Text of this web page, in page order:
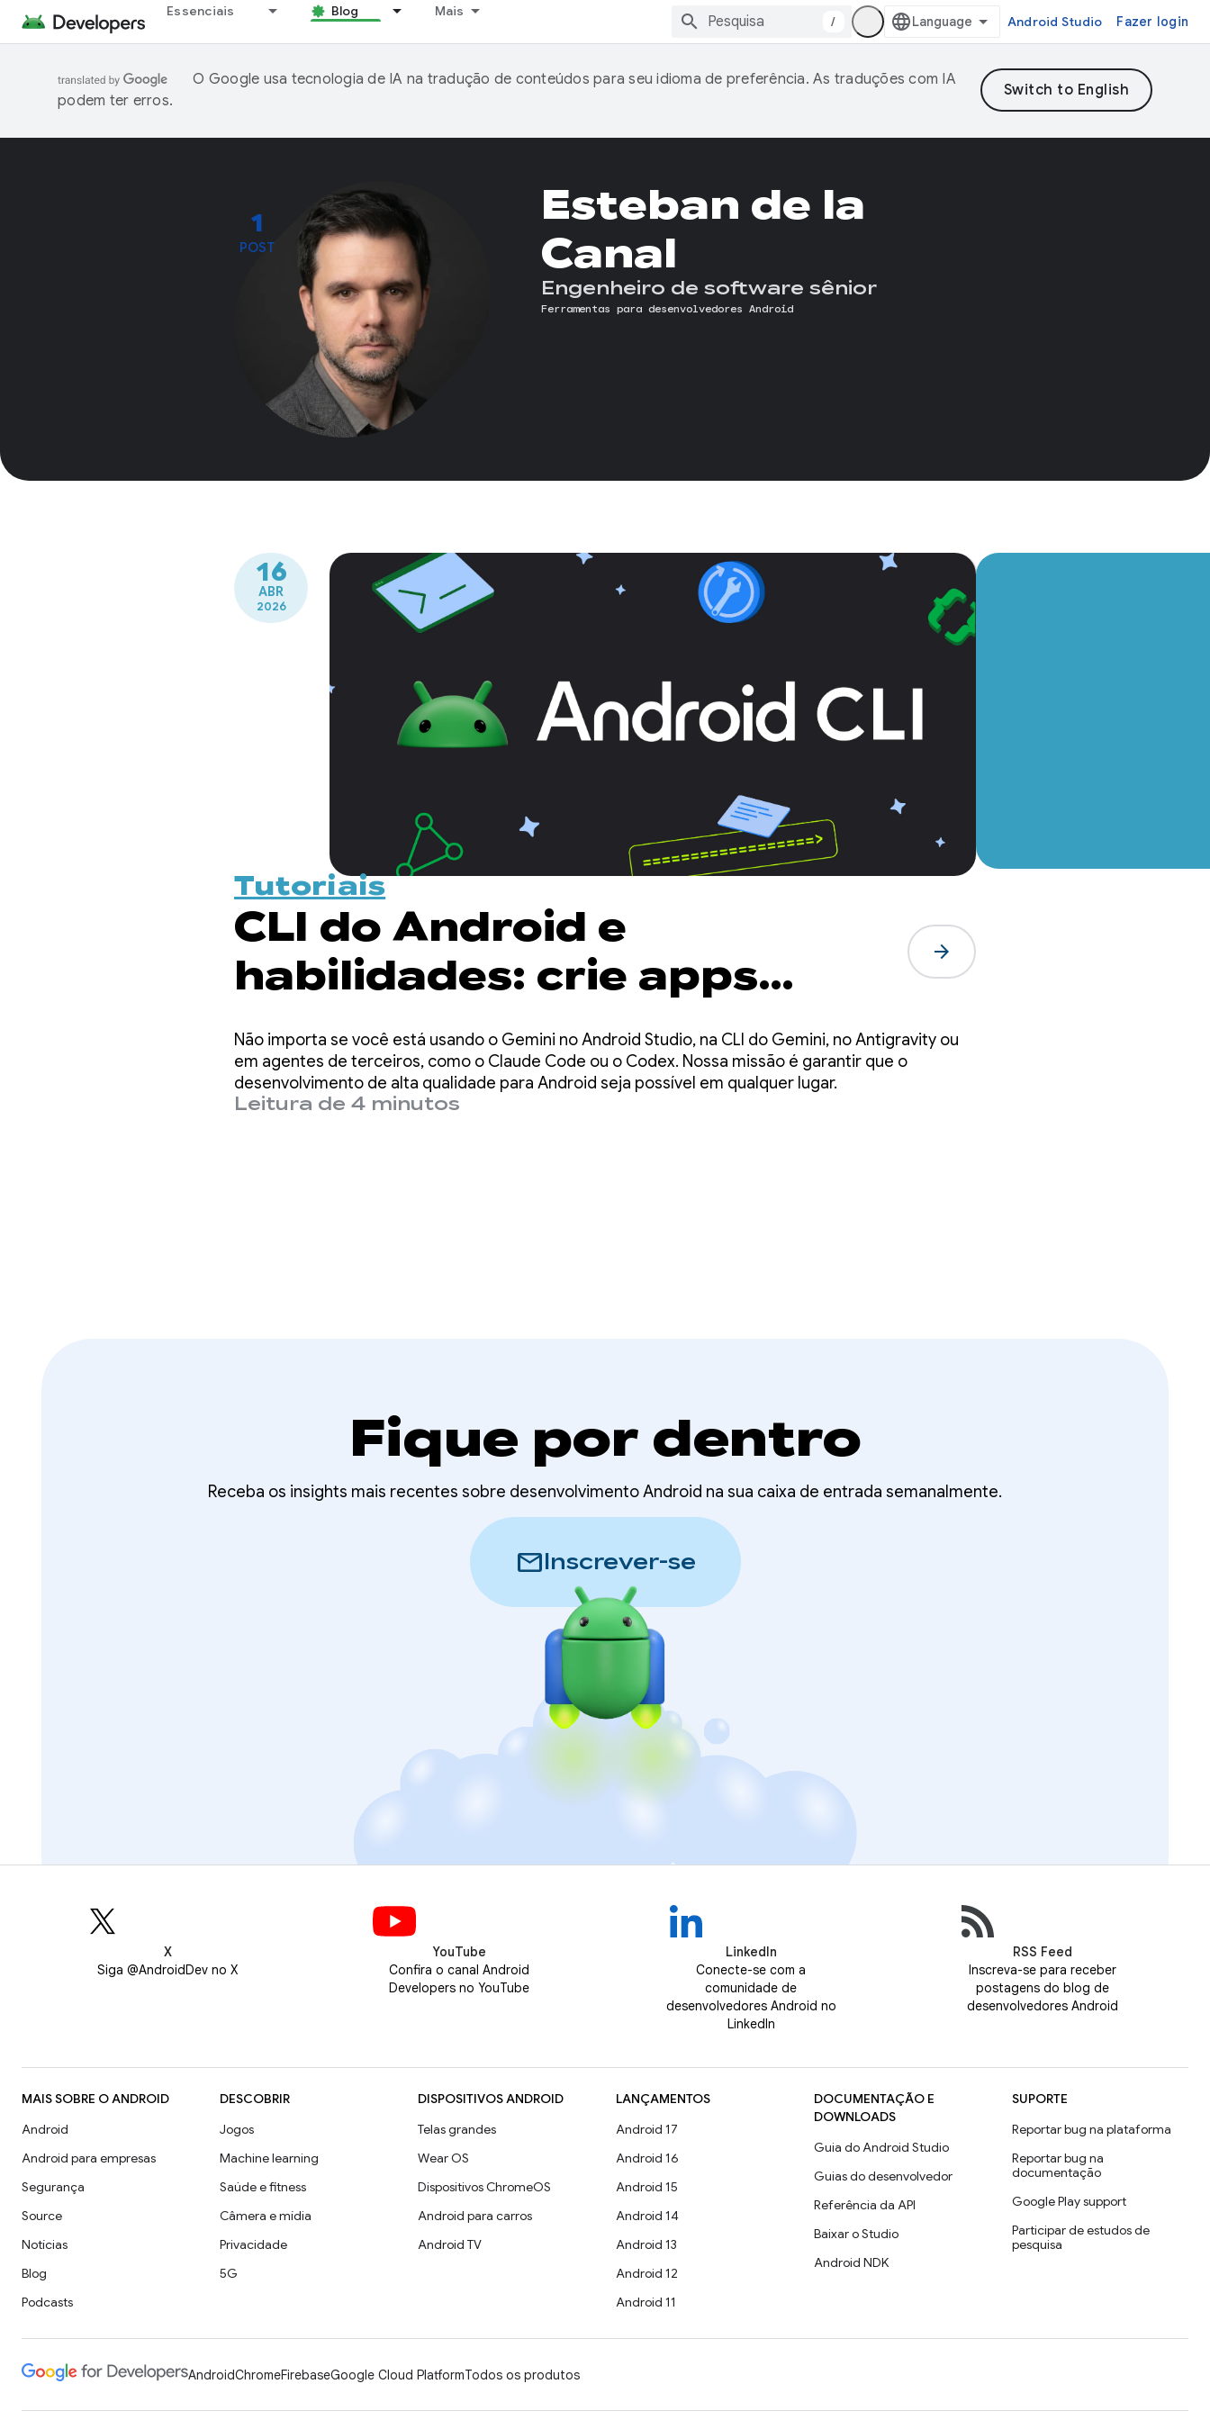
Essenciais Blog Mais
/ Android Studio Fazer login
O Google usa tecnologia de IA na tradução de conteúdos para seu idioma de preferência. As traduções com IA
podem ter erros.
1
POST
Esteban de la
Canal
Engenheiro de software sênior
Ferramentas para desenvolvedores Android
16
ABR
2026
Tutoriais
CLI do Android e
habilidades: crie apps
Android três vezes mais
rápido usando qualquer
agente
arrow_forward
Não importa se você está usando o Gemini no Android Studio, na CLI do Gemini, no Antigravity ou
em agentes de terceiros, como o Claude Code ou o Codex. Nossa missão é garantir que o
desenvolvimento de alta qualidade para Android seja possível em qualquer lugar.
Leitura de 4 minutos
Fique por dentro
Receba os insights mais recentes sobre desenvolvimento Android na sua caixa de entrada semanalmente.
mailInscrever-se
X
Siga @AndroidDev no X
YouTube
Confira o canal Android
Developers no YouTube
LinkedIn
Conecte-se com a
comunidade de
desenvolvedores Android no
LinkedIn
RSS Feed
Inscreva-se para receber
postagens do blog de
desenvolvedores Android
MAIS SOBRE O ANDROID
Android
Android para empresas
Segurança
Source
Notícias
Blog
Podcasts
DESCOBRIR
Jogos
Machine learning
Saúde e fitness
Câmera e mídia
Privacidade
5G
DISPOSITIVOS ANDROID
Telas grandes
Wear OS
Dispositivos ChromeOS
Android para carros
Android TV
LANÇAMENTOS
Android 17
Android 16
Android 15
Android 14
Android 13
Android 12
Android 11
DOCUMENTAÇÃO E
DOWNLOADS
Guia do Android Studio
Guias do desenvolvedor
Referência da API
Baixar o Studio
Android NDK
SUPORTE
Reportar bug na plataforma
Reportar bug na
documentação
Google Play support
Participar de estudos de
pesquisa
AndroidChromeFirebaseGoogle Cloud PlatformTodos os produtos